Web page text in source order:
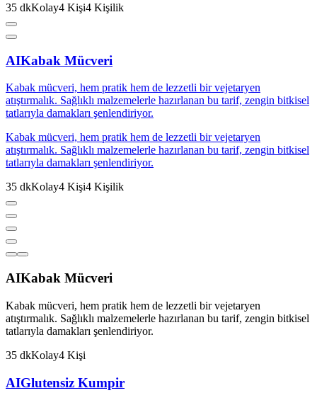
35 dkKolay4 Kişi4 Kişilik
AIKabak Mücveri
Kabak mücveri, hem pratik hem de lezzetli bir vejetaryen
atıştırmalık. Sağlıklı malzemelerle hazırlanan bu tarif, zengin bitkisel
tatlarıyla damakları şenlendiriyor.
Kabak mücveri, hem pratik hem de lezzetli bir vejetaryen
atıştırmalık. Sağlıklı malzemelerle hazırlanan bu tarif, zengin bitkisel
tatlarıyla damakları şenlendiriyor.
35 dkKolay4 Kişi4 Kişilik
AIKabak Mücveri
Kabak mücveri, hem pratik hem de lezzetli bir vejetaryen
atıştırmalık. Sağlıklı malzemelerle hazırlanan bu tarif, zengin bitkisel
tatlarıyla damakları şenlendiriyor.
35 dkKolay4 Kişi
AIGlutensiz Kumpir